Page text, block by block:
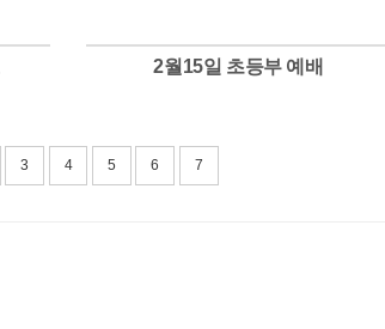
2월15일 초등부 예배
3 4 5 6 7